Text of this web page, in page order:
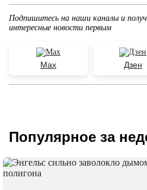
Подпишитесь на наши каналы и
интересные новости первым
Max Дзен
Популярное за